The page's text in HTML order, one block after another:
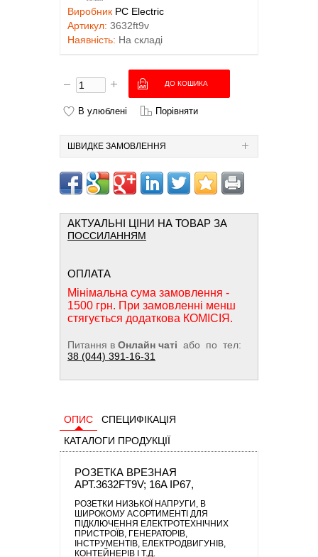
Виробник PC Electric
Артикул: 3632ft9v
Наявність: На складі
В улюблені Порівняти
ШВИДКЕ ЗАМОВЛЕННЯ
АКТУАЛЬНІ ЦІНИ НА ТОВАР ЗА
ПОССИЛАННЯМ
ОПЛАТА
Мінімальна сума замовлення -
1500 грн. При замовленні менш
стягується додаткова КОМІСІЯ.
Питання в Онлайн чаті або по тел:
38 (044) 391-16-31
ОПИС
СПЕЦИФІКАЦІЯ
КАТАЛОГИ ПРОДУКЦІЇ
РОЗЕТКА ВРЕЗНАЯ
АРТ.3632FT9V; 16A IP67,
РОЗЕТКИ НИЗЬКОЇ НАПРУГИ , В
ШИРОКОМУ АСОРТИМЕНТІ ДЛЯ
ПІДКЛЮЧЕННЯ ЕЛЕКТРОТЕХНІЧНИХ
ПРИСТРОЇВ, ГЕНЕРАТОРІВ,
ІНСТРУМЕНТІВ, ЕЛЕКТРОДВИГУНІВ,
КОНТЕЙНЕРІВ І Т.Д.